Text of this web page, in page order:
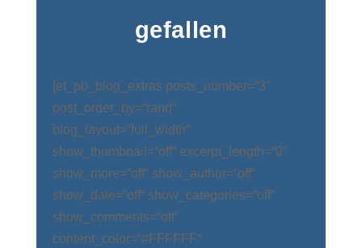
gefallen
[et_pb_blog_extras posts_number=“3″
post_order_by=“rand“
blog_layout=“full_width“
show_thumbnail=“off“ excerpt_length=“0″
show_more=“off“ show_author=“off“
show_date=“off“ show_categories=“off“
show_comments=“off“
content_color=“#FFFFFF“